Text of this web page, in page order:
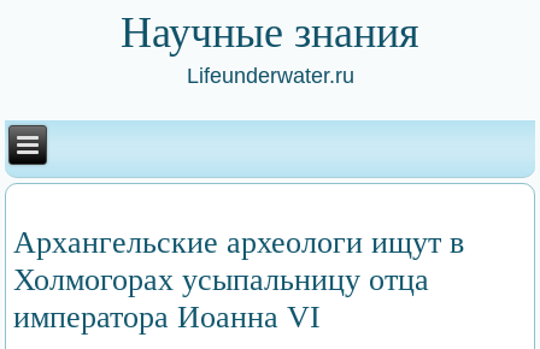
Научные знания
Lifeunderwater.ru
Архангельские археологи ищут в
Холмогорах усыпальницу отца
императора Иоанна VI